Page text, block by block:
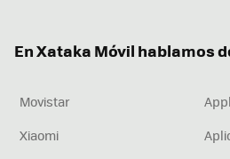
En Xataka Móvil hablamos
Movistar
Xiaomi